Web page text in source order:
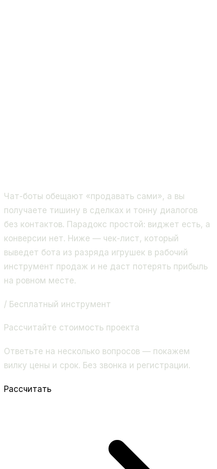
Чат-боты обещают «продавать сами», а вы
получаете тишину в сделках и тонну диалогов
без контактов. Парадокс простой: виджет есть, а
конверсии нет. Ниже — чек-лист, который
выведет бота из разряда игрушек в рабочий
инструмент продаж и не даст потерять прибыль
на ровном месте.
/ Бесплатный инструмент
Рассчитайте стоимость проекта
Ответьте на несколько вопросов — покажем
вилку цены и срок. Без звонка и регистрации.
Рассчитать